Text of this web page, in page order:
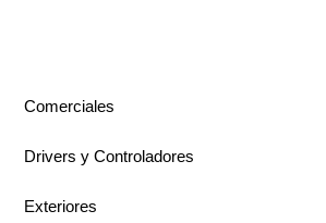
Comerciales
Drivers y Controladores
Exteriores